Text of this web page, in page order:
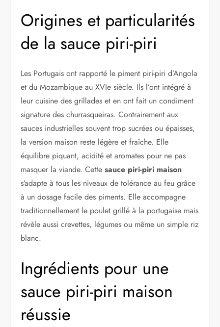
Origines et particularités
de la sauce piri-piri
Les Portugais ont rapporté le piment piri-piri d’Angola
et du Mozambique au XVIe siècle. Ils l’ont intégré à
leur cuisine des grillades et en ont fait un condiment
signature des churrasqueiras. Contrairement aux
sauces industrielles souvent trop sucrées ou épaisses,
la version maison reste légère et fraîche. Elle
équilibre piquant, acidité et aromates pour ne pas
masquer la viande. Cettesauce piri-piri maison
s’adapte à tous les niveaux de tolérance au feu grâce
à un dosage facile des piments. Elle accompagne
traditionnellement le poulet grillé à la portugaise mais
révèle aussi crevettes, légumes ou même un simple riz
blanc.
Ingrédients pour une
sauce piri-piri maison
réussie